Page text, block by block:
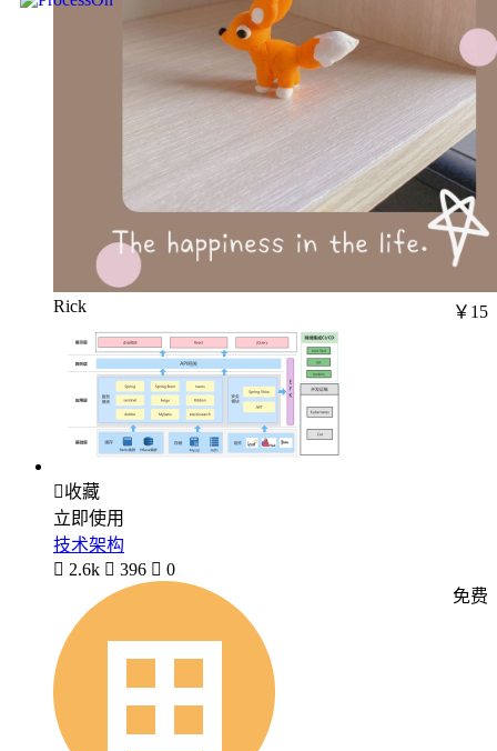
Rick ￥15
收藏
立即使用
技术架构
 2.6k  396  0
免费